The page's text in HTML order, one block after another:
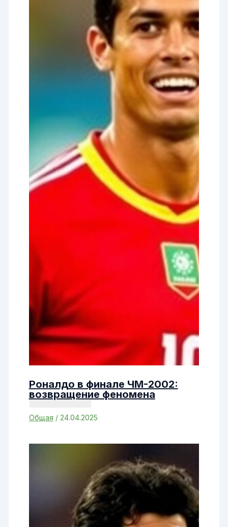
Роналдо в финале ЧМ-2002:
возвращение феномена
Общая / 24.04.2025